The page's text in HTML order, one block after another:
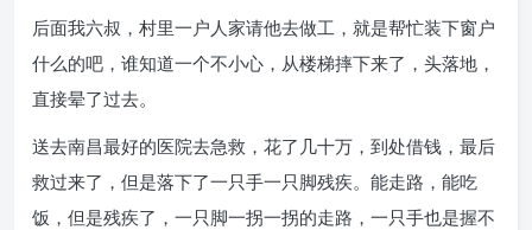
后面我六叔，村里一户人家请他去做工，就是帮忙装下窗户
什么的吧，谁知道一个不小心，从楼梯摔下来了，头落地，
直接晕了过去。
送去南昌最好的医院去急救，花了几十万，到处借钱，最后
救过来了，但是落下了一只手一只脚残疾。能走路，能吃
饭，但是残疾了，一只脚一拐一拐的走路，一只手也是握不